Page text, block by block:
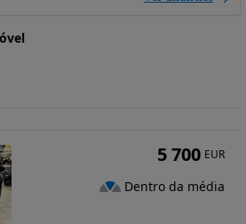
5 700 EUR
Dentro da média